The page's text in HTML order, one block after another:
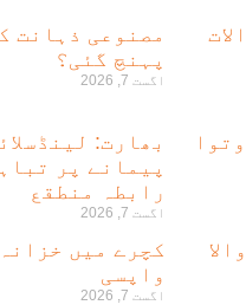
مصنوعی ذہانت
پہنچ گئی؟
اگست 7, 2026
بھارت:
رابطہ منطقع
اگست 7, 2026
کچرے میں
واپسی
اگست 7, 2026